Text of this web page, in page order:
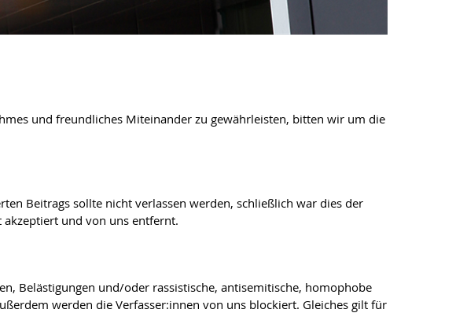
und freundliches Miteinander zu gewährleisten, bitten wir um die
Beitrags sollte nicht verlassen werden, schließlich war dies der
und von uns entfernt.
Belästigungen und/oder rassistische, antisemitische, homophobe
werden die Verfasser:innen von uns blockiert. Gleiches gilt für